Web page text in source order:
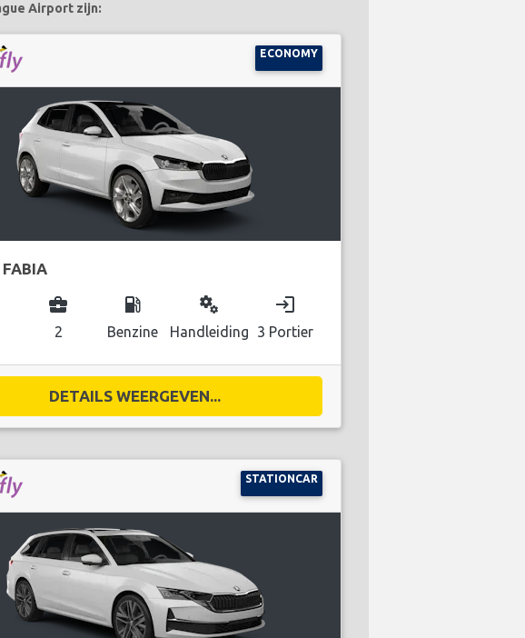
Airport zijn:
ECONOMY
FABIA
business_center
2
local_gas_station
Benzine
miscellaneous_services
Handleiding
login
3 Portier
DETAILS WEERGEVEN...
STATIONCAR